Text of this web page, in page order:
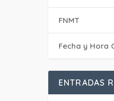
FNMT
Fecha y Hora
ENTRADAS